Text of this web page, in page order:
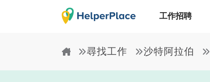
工作招聘
尋找工作 沙特阿拉伯